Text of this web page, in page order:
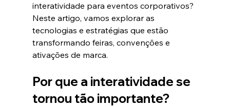
interatividade para eventos corporativos?
Neste artigo, vamos explorar as
tecnologias e estratégias que estão
transformando feiras, convenções e
ativações de marca.
Por que a interatividade se
tornou tão importante?